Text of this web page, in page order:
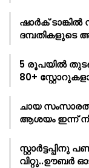
ഷാർക്‌ ടാങ്കിൽ
ദമ്പതികളുടെ
5 രൂപയിൽ
80+
ചായ
ആശയം ഇന്ന്
വിറ്റു..ഊബർ